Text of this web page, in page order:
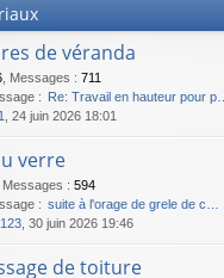
de véranda
Messages : 711
: Re: Travail en hauteur pour p…
, 24 juin 2026 18:01
verre
Messages : 594
: suite à l'orage de grele de c…
, 30 juin 2026 19:46
de toiture